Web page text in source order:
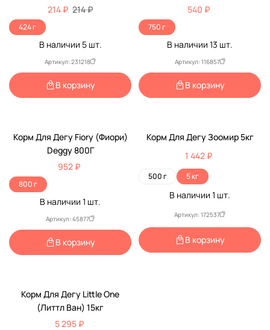
Здорового Пищеварения И
Здоровья Зубов
Полнорационный Набор С
Травяным Колокольчиком
400г + 24г
214 ₽ 214 ₽
424 г
В наличии 5шт.
Артикул: 231218
В корзину
750г (1*4)
540 ₽
750 г
В наличии 13 шт.
Артикул: 116857
В корзину
Корм Для Дегу Fiory (Фиори)
Deggy 800Г
952 ₽
800 г
В наличии 1 шт.
Артикул: 45877
В корзину
Корм Для Дегу Зоомир 5кг
1 442 ₽
500 г 5 кг
В наличии 1 шт.
Артикул: 172537
В корзину
Корм Для Дегу Little One
(Литтл Ван) 15кг
5 295 ₽